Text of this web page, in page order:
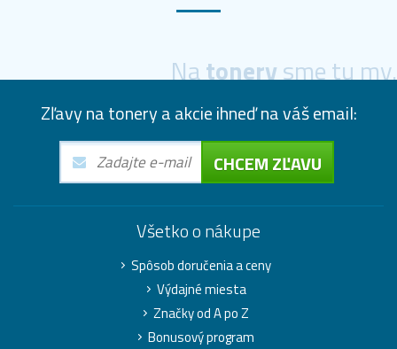
Natonerysme tu my.
Zľavy na tonery a akcie ihneď na váš email:
CHCEM ZĽAVU
Všetko o nákupe
Spôsob doručenia a ceny
Výdajné miesta
Značky od A po Z
Bonusový program